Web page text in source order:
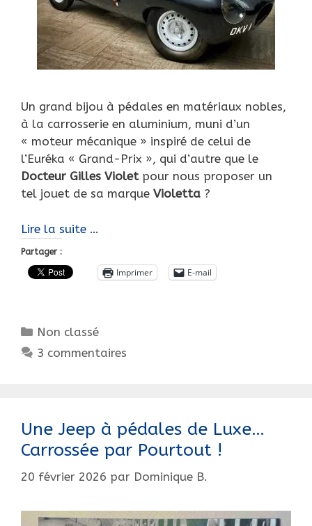
Un grand bijou à pédales en matériaux nobles,
à la carrosserie en aluminium, muni d’un
« moteur mécanique » inspiré de celui de
l’Euréka « Grand-Prix », qui d’autre que le
Docteur Gilles Violetpour nous proposer un
tel jouet de sa marque Violetta ?
Lire la suite …
la
Jaguar
à
pédales,
Partager :
Imprimer E-mail
Catégories
Non classé
3 commentaires
Une Jeep à pédales de Luxe…
Carrossée par Pourtout !
20 février 2026 par Dominique B.